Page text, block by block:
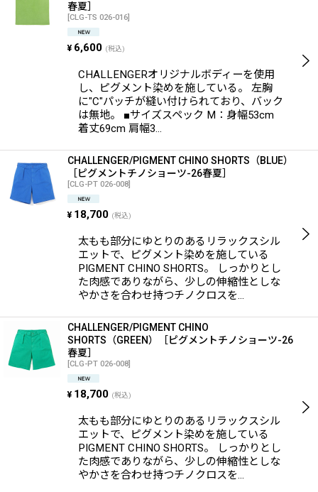
春夏］
[CLG-TS 026-016]
¥ 6,600 (税込)
CHALLENGERオリジナルボディーを使用
し、ピグメント染めを施している。 左胸
に"C"パッチが縫い付けられており、バック
は無地。 ■サイズスペック M：身幅53cm
着丈69cm 肩幅3…
CHALLENGER/PIGMENT CHINO SHORTS（BLUE）
［ピグメントチノショーツ-26春夏］
[CLG-PT 026-008]
¥ 18,700 (税込)
太もも部分にゆとりのあるリラックスシル
エットで、ピグメント染めを施している
PIGMENT CHINO SHORTS。 しっかりとし
た肉感でありながら、少しの伸縮性としな
やかさを合わせ持つチノクロスを…
CHALLENGER/PIGMENT CHINO
SHORTS（GREEN）［ピグメントチノショーツ-26
春夏］
[CLG-PT 026-008]
¥ 18,700 (税込)
太もも部分にゆとりのあるリラックスシル
エットで、ピグメント染めを施している
PIGMENT CHINO SHORTS。 しっかりとし
た肉感でありながら、少しの伸縮性としな
やかさを合わせ持つチノクロスを…